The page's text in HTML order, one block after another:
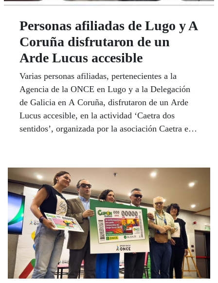
Personas afiliadas de Lugo y A
Coruña disfrutaron de un
Arde Lucus accesible
Varias personas afiliadas, pertenecientes a la
Agencia de la ONCE en Lugo y a la Delegación
de Galicia en A Coruña, disfrutaron de un Arde
Lucus accesible, en la actividad ‘Caetra dos
sentidos’, organizada por la asociación Caetra en